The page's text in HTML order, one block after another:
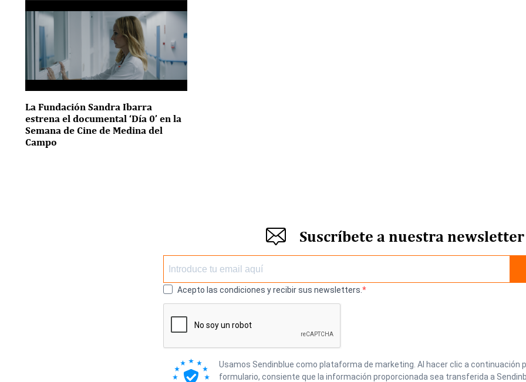
La Fundación Sandra Ibarra
estrena el documental ‘Día 0’ en la
Semana de Cine de Medina del
Campo
Suscríbete a nuestra newsletter
Acepto las condiciones y recibir sus newsletters.
Usamos Sendinblue como plataforma de marketing. Al hacer clic a continuación
formulario, consiente que la información proporcionada sea transferida a